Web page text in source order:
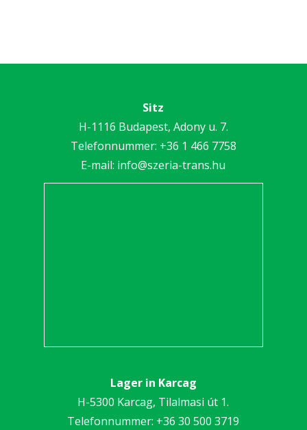
Sitz
H-1116 Budapest, Adony u. 7.
Telefonnummer: +36 1 466 7758
E-mail: info@szeria-trans.hu
Lager in Karcag
H-5300 Karcag, Tilalmasi út 1.
Telefonnummer: +36 30 500 3719